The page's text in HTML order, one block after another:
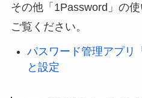
その他「1Password」の
ご覧ください。
パスワード管理アプリ
と設定